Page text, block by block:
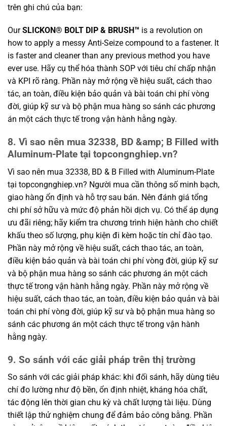
trên ghi chú của bạn:
OurSLICKON® BOLT DIP & BRUSH™ is a revolution on
how to apply a messy Anti-Seize compound to a fastener. It
is faster and cleaner than any previous method you have
ever use. Hãy cụ thể hóa thành SOP với tiêu chí chấp nhận
và KPI rõ ràng. Phần này mở rộng về hiệu suất, cách thao
tác, an toàn, điều kiện bảo quản và bài toán chi phí vòng
đời, giúp kỹ sư và bộ phận mua hàng so sánh các phương
án một cách thực tế trong vận hành hằng ngày.
8. Vì sao nên mua 32338, BD &amp; B Filled with
Aluminum-Plate tại topcongnghiep.vn?
Vì sao nên mua 32338, BD & B Filled with Aluminum-Plate
tại topcongnghiep.vn? Người mua cần thông số minh bạch,
giao hàng ổn định và hỗ trợ sau bán. Nên đánh giá tổng
chi phí sở hữu và mức độ phản hồi dịch vụ. Có thể áp dụng
ưu đãi riêng; hãy kiểm tra chương trình hiện hành cho chiết
khấu theo số lượng, phụ kiện đi kèm hoặc tín chỉ đào tạo.
Phần này mở rộng về hiệu suất, cách thao tác, an toàn,
điều kiện bảo quản và bài toán chi phí vòng đời, giúp kỹ sư
và bộ phận mua hàng so sánh các phương án một cách
thực tế trong vận hành hằng ngày. Phần này mở rộng về
hiệu suất, cách thao tác, an toàn, điều kiện bảo quản và bài
toán chi phí vòng đời, giúp kỹ sư và bộ phận mua hàng so
sánh các phương án một cách thực tế trong vận hành
hằng ngày.
9. So sánh với các giải pháp trên thị trường
So sánh với các giải pháp khác: khi đối sánh, hãy dùng tiêu
chí đo lường như độ bền, ổn định nhiệt, kháng hóa chất,
tác động lên thời gian chu kỳ và chất lượng tài liệu. Dùng
thiết lập thử nghiệm chung để đảm bảo công bằng. Phần